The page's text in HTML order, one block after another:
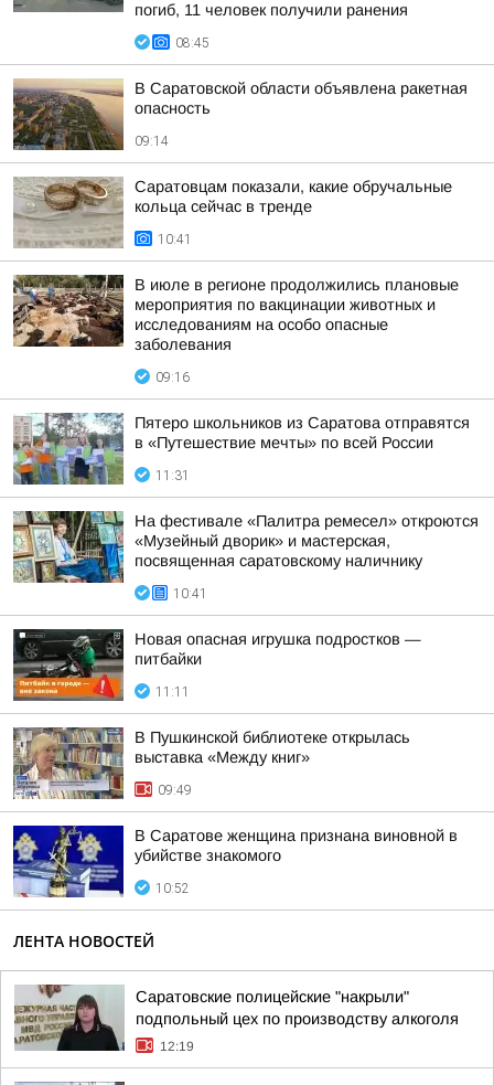
погиб, 11 человек получили ранения
08:45
В Саратовской области объявлена ракетная
опасность
09:14
Саратовцам показали, какие обручальные
кольца сейчас в тренде
10:41
В июле в регионе продолжились плановые
мероприятия по вакцинации животных и
исследованиям на особо опасные
заболевания
09:16
Пятеро школьников из Саратова отправятся
в «Путешествие мечты» по всей России
11:31
На фестивале «Палитра ремесел» откроются
«Музейный дворик» и мастерская,
посвященная саратовскому наличнику
10:41
Новая опасная игрушка подростков —
питбайки
11:11
В Пушкинской библиотеке открылась
выставка «Между книг»
09:49
В Саратове женщина признана виновной в
убийстве знакомого
10:52
ЛЕНТА НОВОСТЕЙ
Саратовские полицейские "накрыли"
подпольный цех по производству алкоголя
12:19